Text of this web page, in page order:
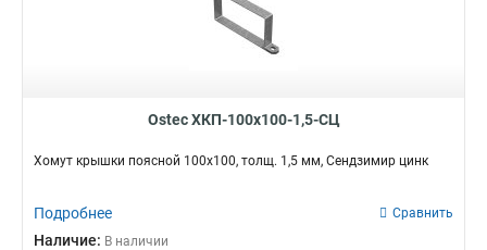
Ostec ХКП-100х100-1,5-СЦ
Хомут крышки поясной 100х100, толщ. 1,5 мм, Сендзимир цинк
Подробнее Сравнить
Наличие: В наличии